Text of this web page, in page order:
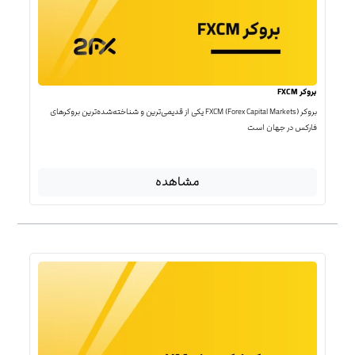
بروکر FXCM
بروکر FXCM (Forex Capital Markets) یکی از قدیمی‌ترین و شناخته‌شده‌ترین بروکرهای
فارکس در جهان است
مشاهده